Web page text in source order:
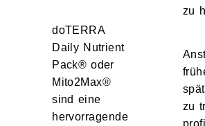
doTERRA
Daily Nutrient
Pack® oder
Mito2Max®
sind eine
hervorragende
zu
zu